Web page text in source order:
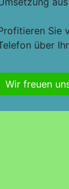
Sie
über
Wir freuen